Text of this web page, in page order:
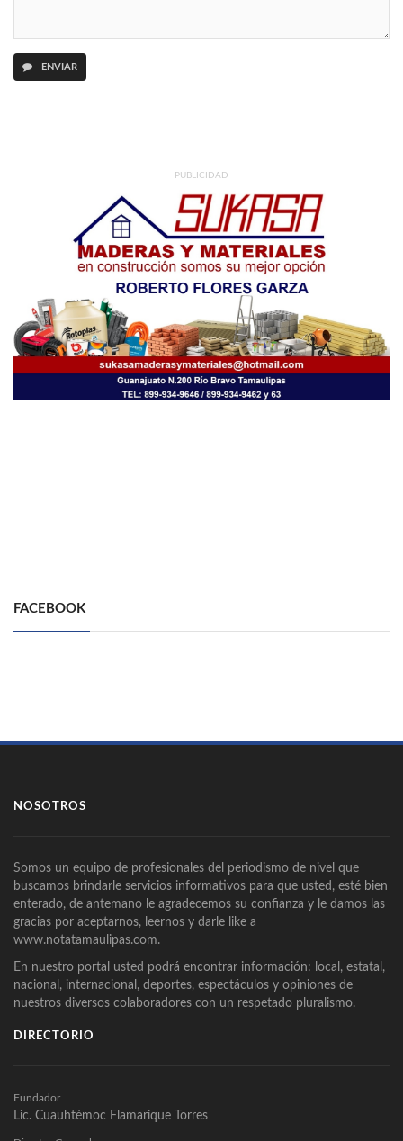
ENVIAR
PUBLICIDAD
FACEBOOK
NOSOTROS
Somos un equipo de profesionales del periodismo de nivel que
buscamos brindarle servicios informativos para que usted, esté bien
enterado, de antemano le agradecemos su confianza y le damos las
gracias por aceptarnos, leernos y darle like a
www.notatamaulipas.com.
En nuestro portal usted podrá encontrar información: local, estatal,
nacional, internacional, deportes, espectáculos y opiniones de
nuestros diversos colaboradores con un respetado pluralismo.
DIRECTORIO
Fundador
Lic. Cuauhtémoc Flamarique Torres